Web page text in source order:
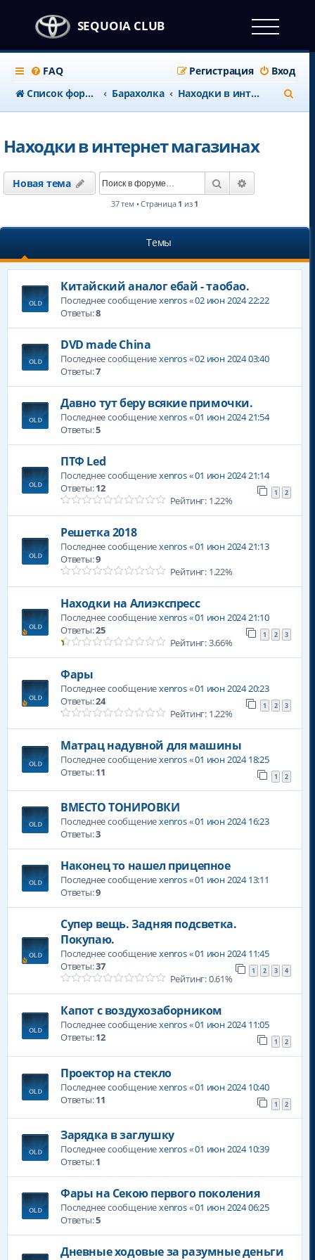
SEQUOIA CLUB
FAQ Вход
Регистрация
Список форумов
Барахолка Находки в интернет магазинах
о
Находки в интернет магазинах
Новая тема Поиск
37 тем • Страница 1 из 1
Темы
Китайский аналог ебай - таобао.
Последнее сообщениеxenros«02 июн 2024 22:22
Ответы:8
DVD made China
Последнее сообщениеxenros«02 июн 2024 03:40
Ответы:7
Давно тут беру всякие примочки.
Последнее сообщениеxenros«01 июн 2024 21:54
Ответы:5
ПТФ Led
Последнее сообщениеxenros«01 июн 2024 21:14
Ответы:12 1 2
Рейтинг: 1.22%
Решетка 2018
Последнее сообщениеxenros«01 июн 2024 21:13
Ответы:9
Рейтинг: 1.22%
Находки на Алиэкспресс
Последнее сообщениеxenros«01 июн 2024 21:10
Ответы:25 1 2 3
Рейтинг: 3.66%
Фары
Последнее сообщениеxenros«01 июн 2024 20:23
Ответы:24 1 2 3
Рейтинг: 1.22%
Матрац надувной для машины
Последнее сообщениеxenros«01 июн 2024 18:25
Ответы:11 1 2
ВМЕСТО ТОНИРОВКИ
Последнее сообщениеxenros«01 июн 2024 16:23
Ответы:3
Наконец то нашел прицепное
Последнее сообщениеxenros«01 июн 2024 13:11
Ответы:9
Супер вещь. Задняя подсветка.
Покупаю.
Последнее сообщениеxenros«01 июн 2024 11:45
Ответы:37 1 2 3 4
Рейтинг: 0.61%
Капот с воздухозаборником
Последнее сообщениеxenros«01 июн 2024 11:05
Ответы:12 1 2
Проектор на стекло
Последнее сообщениеxenros«01 июн 2024 10:40
Ответы:11 1 2
Зарядка в заглушку
Последнее сообщениеxenros«01 июн 2024 10:39
Ответы:1
Фары на Секою первого поколения
Последнее сообщениеxenros«01 июн 2024 06:25
Ответы:5
Дневные ходовые за разумные деньги